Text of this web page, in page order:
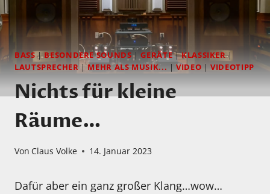
BASS|BESONDERE SOUNDS|GERÄTE|KLASSIKER|
LAUTSPRECHER|MEHR ALS MUSIK... |VIDEO |VIDEOTIPP
Nichts für kleine
Räume…
Von Claus Volke 14. Januar 2023
Dafür aber ein ganz großer Klang…wow…